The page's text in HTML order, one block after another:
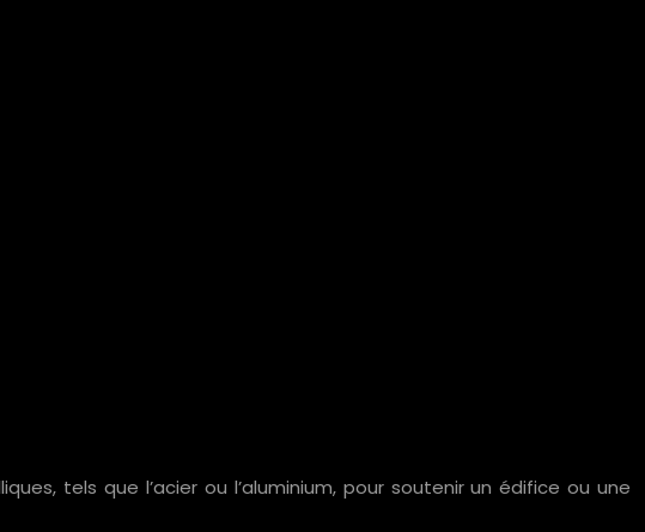
tels que l’acier ou l’aluminium, pour soutenir un édifice ou une